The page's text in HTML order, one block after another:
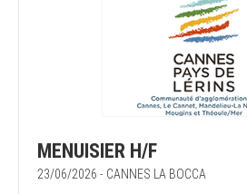
MENUISIER H/F
23/06/2026 - CANNES LA BOCCA